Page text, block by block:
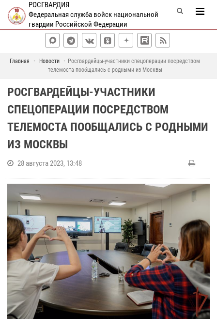
РОСГВАРДИЯ
Федеральная служба войск национальной
гвардии Российской Федерации
Главная Новости
Росгвардейцы-участники спецоперации посредством
телемоста пообщались с родными из Москвы
РОСГВАРДЕЙЦЫ-УЧАСТНИКИ
СПЕЦОПЕРАЦИИ ПОСРЕДСТВОМ
ТЕЛЕМОСТА ПООБЩАЛИСЬ С РОДНЫМИ
ИЗ МОСКВЫ
28 августа 2023, 13:48